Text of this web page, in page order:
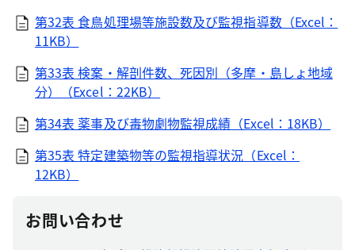
第32表 食鳥処理場等施設数及び監視指導数（Excel：
11KB）
第33表 検案・解剖件数、死因別（多摩・島しょ地域
分）（Excel：22KB）
第34表 薬事及び毒物劇物監視成績（Excel：18KB）
第35表 特定建築物等の監視指導状況（Excel：
12KB）
お問い合わせ